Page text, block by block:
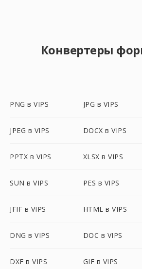
Конвертеры
PNG в VIPS JPG в VIPS
JPEG в VIPS DOCX в VIPS
PPTX в VIPS XLSX в VIPS
SUN в VIPS PES в VIPS
JFIF в VIPS HTML в VIPS
DNG в VIPS DOC в VIPS
DXF в VIPS GIF в VIPS